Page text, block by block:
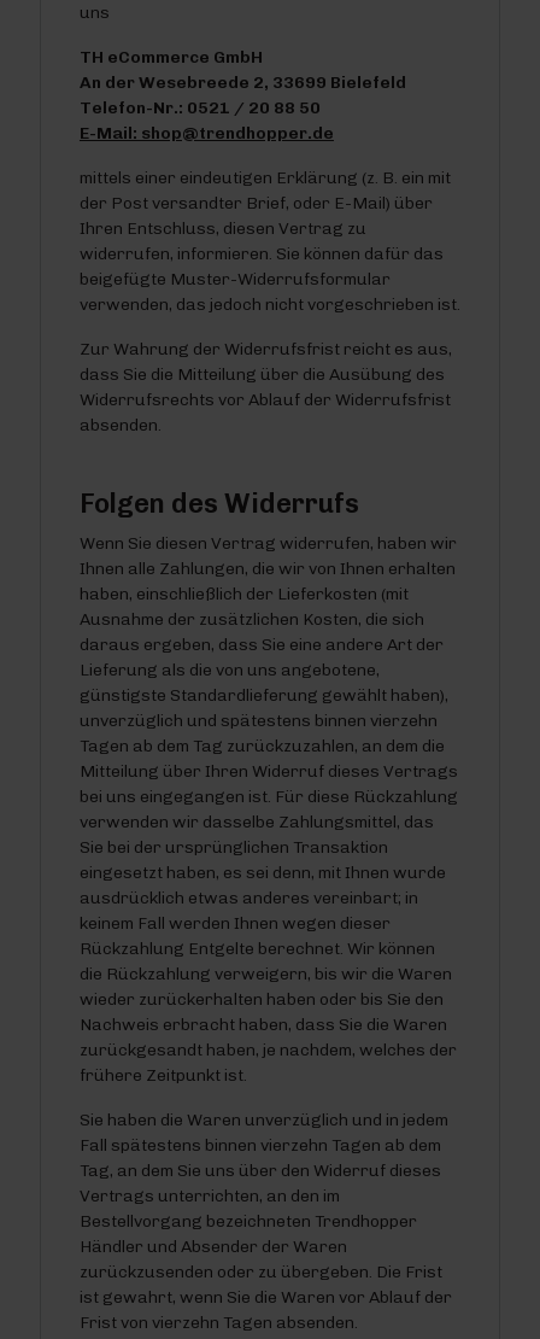
uns
TH eCommerce GmbH
An der Wesebreede 2, 33699 Bielefeld
Telefon-Nr.: 0521 / 20 88 50
E-Mail: shop@trendhopper.de
mittels einer eindeutigen Erklärung (z. B. ein mit
der Post versandter Brief, oder E-Mail) über
Ihren Entschluss, diesen Vertrag zu
widerrufen, informieren. Sie können dafür das
beigefügte Muster-Widerrufsformular
verwenden, das jedoch nicht vorgeschrieben ist.
Zur Wahrung der Widerrufsfrist reicht es aus,
dass Sie die Mitteilung über die Ausübung des
Widerrufsrechts vor Ablauf der Widerrufsfrist
absenden.
Folgen des Widerrufs
Wenn Sie diesen Vertrag widerrufen, haben wir
Ihnen alle Zahlungen, die wir von Ihnen erhalten
haben, einschließlich der Lieferkosten (mit
Ausnahme der zusätzlichen Kosten, die sich
daraus ergeben, dass Sie eine andere Art der
Lieferung als die von uns angebotene,
günstigste Standardlieferung gewählt haben),
unverzüglich und spätestens binnen vierzehn
Tagen ab dem Tag zurückzuzahlen, an dem die
Mitteilung über Ihren Widerruf dieses Vertrags
bei uns eingegangen ist. Für diese Rückzahlung
verwenden wir dasselbe Zahlungsmittel, das
Sie bei der ursprünglichen Transaktion
eingesetzt haben, es sei denn, mit Ihnen wurde
ausdrücklich etwas anderes vereinbart; in
keinem Fall werden Ihnen wegen dieser
Rückzahlung Entgelte berechnet. Wir können
die Rückzahlung verweigern, bis wir die Waren
wieder zurückerhalten haben oder bis Sie den
Nachweis erbracht haben, dass Sie die Waren
zurückgesandt haben, je nachdem, welches der
frühere Zeitpunkt ist.
Sie haben die Waren unverzüglich und in jedem
Fall spätestens binnen vierzehn Tagen ab dem
Tag, an dem Sie uns über den Widerruf dieses
Vertrags unterrichten, an den im
Bestellvorgang bezeichneten Trendhopper
Händler und Absender der Waren
zurückzusenden oder zu übergeben. Die Frist
ist gewahrt, wenn Sie die Waren vor Ablauf der
Frist von vierzehn Tagen absenden.